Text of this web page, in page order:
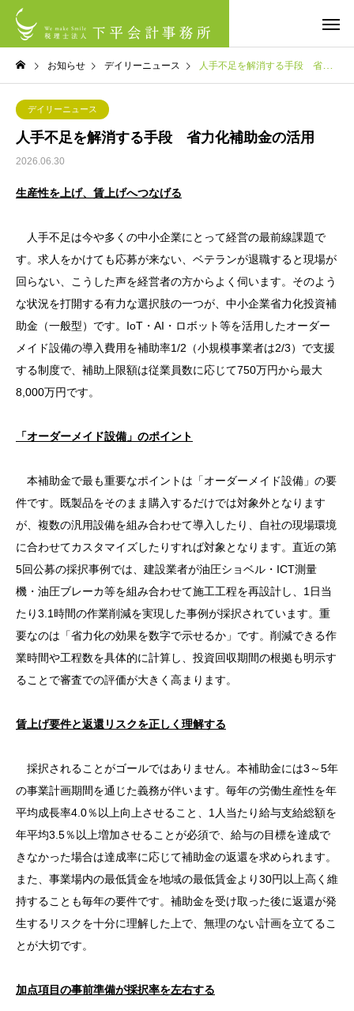
お知らせ デイリーニュース 人手不足を解消する手段 省力化補助金の活用
デイリーニュース
人手不足を解消する手段 省力化補助金の活用
2026.06.30
生産性を上げ、賃上げへつなげる
人手不足は今や多くの中小企業にとって経営の最前線課題で
す。求人をかけても応募が来ない、ベテランが退職すると現場が
回らない、こうした声を経営者の方からよく伺います。そのよう
な状況を打開する有力な選択肢の一つが、中小企業省力化投資補
助金（一般型）です。IoT・AI・ロボット等を活用したオーダー
メイド設備の導入費用を補助率1/2（小規模事業者は2/3）で支援
する制度で、補助上限額は従業員数に応じて750万円から最大
8,000万円です。
「オーダーメイド設備」のポイント
本補助金で最も重要なポイントは「オーダーメイド設備」の要
件です。既製品をそのまま購入するだけでは対象外となります
が、複数の汎用設備を組み合わせて導入したり、自社の現場環境
に合わせてカスタマイズしたりすれば対象となります。直近の第
5回公募の採択事例では、建設業者が油圧ショベル・ICT測量
機・油圧ブレーカ等を組み合わせて施工工程を再設計し、1日当
たり3.1時間の作業削減を実現した事例が採択されています。重
要なのは「省力化の効果を数字で示せるか」です。削減できる作
業時間や工程数を具体的に計算し、投資回収期間の根拠も明示す
ることで審査での評価が大きく高まります。
賃上げ要件と返還リスクを正しく理解する
採択されることがゴールではありません。本補助金には3～5年
の事業計画期間を通じた義務が伴います。毎年の労働生産性を年
平均成長率4.0％以上向上させること、1人当たり給与支給総額を
年平均3.5％以上増加させることが必須で、給与の目標を達成で
きなかった場合は達成率に応じて補助金の返還を求められます。
また、事業場内の最低賃金を地域の最低賃金より30円以上高く維
持することも毎年の要件です。補助金を受け取った後に返還が発
生するリスクを十分に理解した上で、無理のない計画を立てるこ
とが大切です。
加点項目の事前準備が採択率を左右する